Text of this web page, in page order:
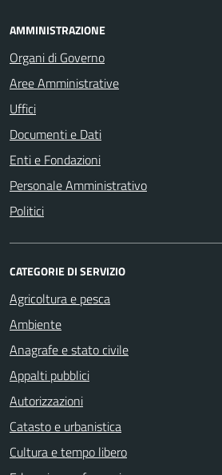
AMMINISTRAZIONE
Organi di Governo
Aree Amministrative
Uffici
Documenti e Dati
Enti e Fondazioni
Personale Amministrativo
Politici
CATEGORIE DI SERVIZIO
Agricoltura e pesca
Ambiente
Anagrafe e stato civile
Appalti pubblici
Autorizzazioni
Catasto e urbanistica
Cultura e tempo libero